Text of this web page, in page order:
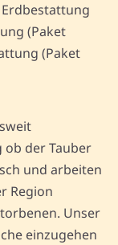
(Paket
(Paket
der Tauber
und arbeiten
Region
Unser
einzugehen